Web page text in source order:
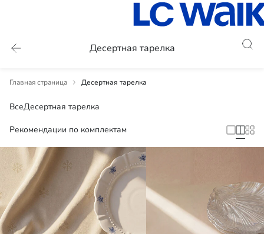
Десертная тарелка
Главная страница Десертная тарелка
ВсеДесертная тарелка
Рекомендации по комплектам